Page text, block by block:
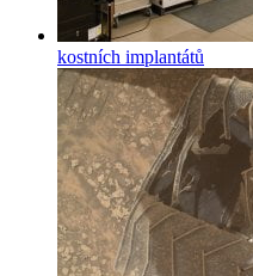
kostních implantátů